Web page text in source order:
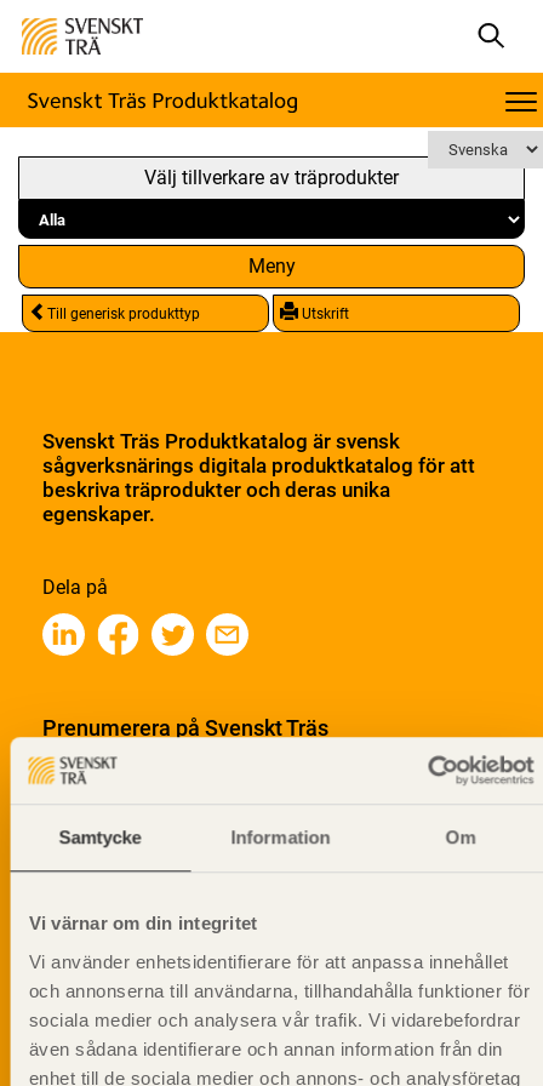
Samtycke Information Om
Vi värnar om din integritet
Vi använder enhetsidentifierare för att anpassa innehållet
och annonserna till användarna, tillhandahålla funktioner för
sociala medier och analysera vår trafik. Vi vidarebefordrar
även sådana identifierare och annan information från din
enhet till de sociala medier och annons- och analysföretag
Välj tillverkare av träprodukter
Meny
Till generisk produkttyp Utskrift
Svenskt Träs Produktkatalog är svensk
sågverksnärings digitala produktkatalog för att
beskriva träprodukter och deras unika
egenskaper.
Dela på
Prenumerera på Svenskt Träs
informationsutskick!